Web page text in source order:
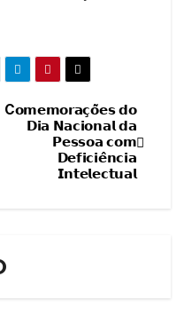
C𝗼𝗺𝗲𝗺𝗼𝗿𝗮𝗰̧𝗼̃𝗲𝘀 𝗱𝗼
𝗗𝗶𝗮 𝗡𝗮𝗰𝗶𝗼𝗻𝗮𝗹 𝗱𝗮
𝗣𝗲𝘀𝘀𝗼𝗮 𝗰𝗼𝗺
𝗗𝗲𝗳𝗶𝗰𝗶𝗲̂𝗻𝗰𝗶𝗮
𝗜𝗻𝘁𝗲𝗹𝗲𝗰𝘁𝘂𝗮𝗹